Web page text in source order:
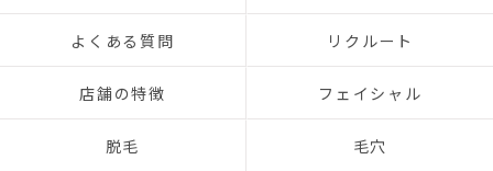
よくある質問 リクルート
店舗の特徴 フェイシャル
脱毛 毛穴